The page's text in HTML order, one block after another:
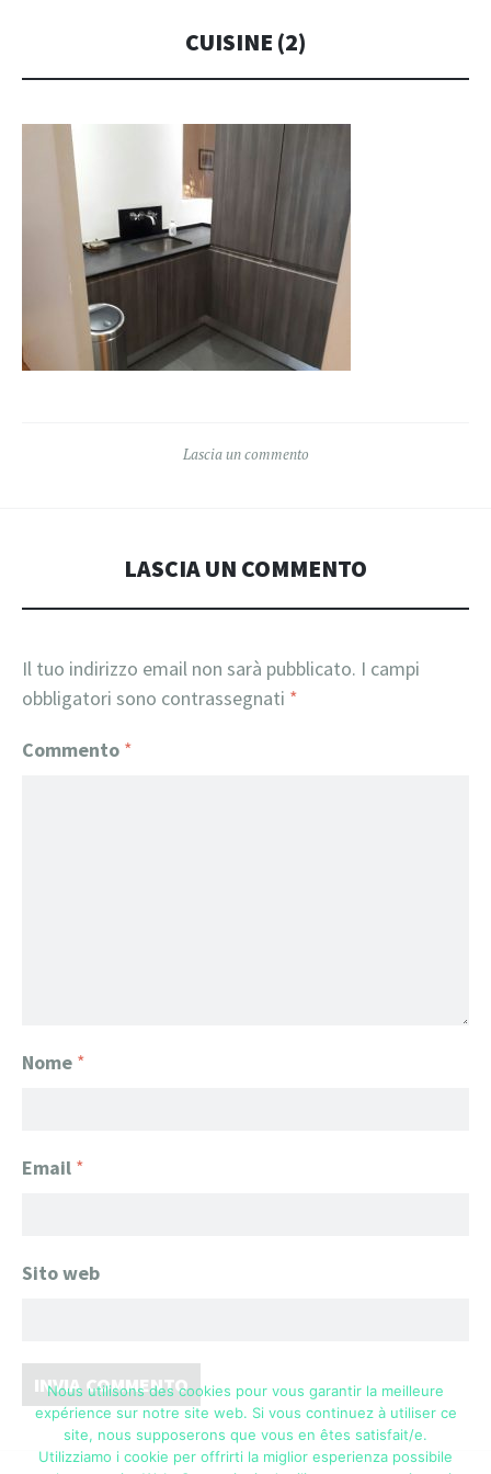
CUISINE (2)
Lascia un commento
LASCIA UN COMMENTO
Il tuo indirizzo email non sarà pubblicato. I campi
obbligatori sono contrassegnati *
Commento *
Nome *
Email *
Sito web
Nous utilisons des cookies pour vous garantir la meilleure
expérience sur notre site web. Si vous continuez à utiliser ce
site, nous supposerons que vous en êtes satisfait/e.
Utilizziamo i cookie per offrirti la miglior esperienza possibile